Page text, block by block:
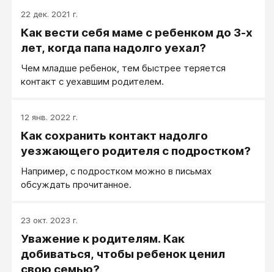
22 дек. 2021 г.
Как вести себя маме с ребенком до 3-х
лет, когда папа надолго уехал?
Чем младше ребенок, тем быстрее теряется
контакт с уехавшим родителем.
12 янв. 2022 г.
Как сохранить контакт надолго
уезжающего родителя с подростком?
Например, с подростком можно в письмах
обсуждать прочитанное.
23 окт. 2023 г.
Уважение к родителям. Как
добиваться, чтобы ребенок ценил